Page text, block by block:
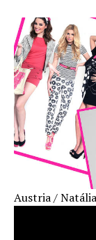
Austria /